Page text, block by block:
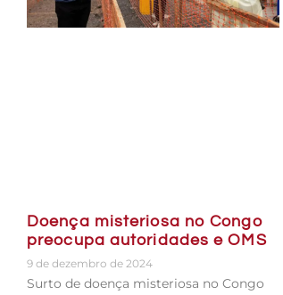
Doença misteriosa no Congo
preocupa autoridades e OMS
9 de dezembro de 2024
Surto de doença misteriosa no Congo